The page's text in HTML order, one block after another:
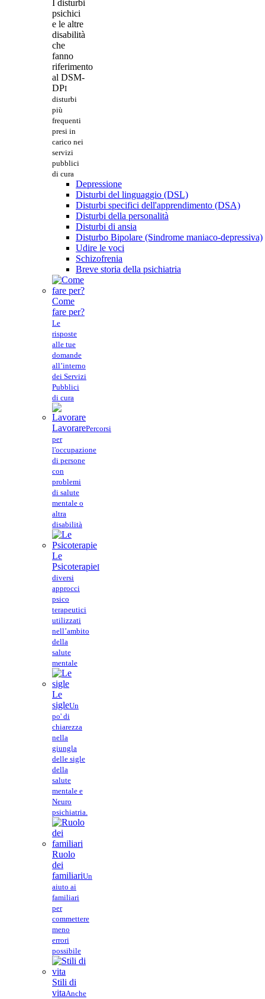
I disturbi
psichici
e le altre
disabilità
che
fanno
riferimento
al DSM-
DPI
disturbi
più
frequenti
presi in
carico nei
servizi
pubblici
di cura
Depressione
Disturbi del linguaggio (DSL)
Disturbi specifici dell'apprendimento (DSA)
Disturbi della personalità
Disturbi di ansia
Disturbo Bipolare (Sindrome maniaco-depressiva)
Udire le voci
Schizofrenia
Breve storia della psichiatria
Come
fare per?
Le
risposte
alle tue
domande
all’interno
dei Servizi
Pubblici
di cura
LavorarePercorsi
per
l'occupazione
di persone
con
problemi
di salute
mentale o
altra
disabilità
Le
PsicoterapieI
diversi
approcci
psico
terapeutici
utilizzati
nell’ambito
della
salute
mentale
Le
sigleUn
po' di
chiarezza
nella
giungla
delle sigle
della
salute
mentale e
Neuro
psichiatria.
Ruolo
dei
familiariUn
aiuto ai
familiari
per
commettere
meno
errori
possibile
Stili di
vitaAnche